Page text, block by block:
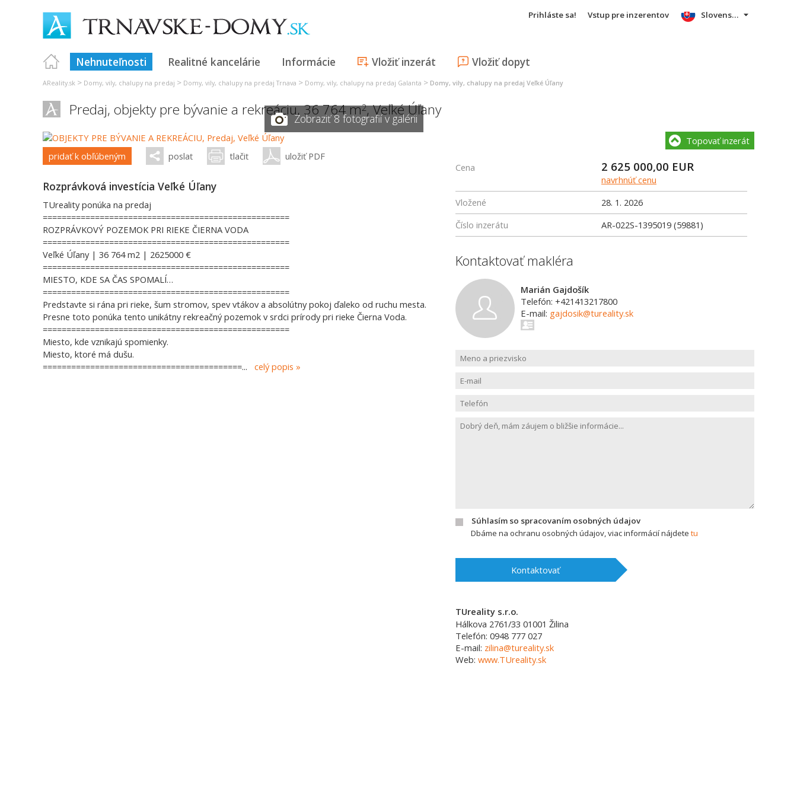
Prihláste sa! Vstup pre inzerentov
Nehnuteľnosti Realitné kancelárie Informácie Vložiť inzerát Vložiť dopyt
Slovensky
AReality.sk > Domy, vily, chalupy na predaj > Domy, vily, chalupy na predaj Trnava > Domy, vily, chalupy na predaj Galanta > Domy, vily, chalupy na predaj Veľké Úľany
Predaj, objekty pre bývanie a rekreáciu, 36 764 m2,Veľké Úľany
Zobraziť 8 fotografií v galérii
pridať k obľúbeným poslať tlačiť uložiť PDF
Rozprávková investícia Veľké Úľany
TUreality ponúka na predaj
====================================================
ROZPRÁVKOVÝ POZEMOK PRI RIEKE ČIERNA VODA
====================================================
Veľké Úľany | 36 764 m2 | 2625000 €
====================================================
MIESTO, KDE SA ČAS SPOMALÍ…
====================================================
Predstavte si rána pri rieke, šum stromov, spev vtákov a absolútny pokoj ďaleko od ruchu mesta.
Presne toto ponúka tento unikátny rekreačný pozemok v srdci prírody pri rieke Čierna Voda.
====================================================
Miesto, kde vznikajú spomienky.
Miesto, ktoré má dušu.
==========================================... celý popis
Topovať inzerát
Cena 2 625 000,00 EUR
navrhnúť cenu
Vložené
28. 1. 2026
Číslo inzerátu
AR-022S-1395019 (59881)
Kontaktovať makléra
Marián Gajdošík
Telefón: +421413217800
E-mail: gajdosik@tureality.sk
Súhlasím so spracovaním osobných údajov
Dbáme na ochranu osobných údajov, viac informácií nájdete tu
Kontaktovať
TUreality s.r.o.
Hálkova 2761/33 01001 Žilina
Telefón: 0948 777 027
E-mail: zilina@tureality.sk
Web: www.TUreality.sk